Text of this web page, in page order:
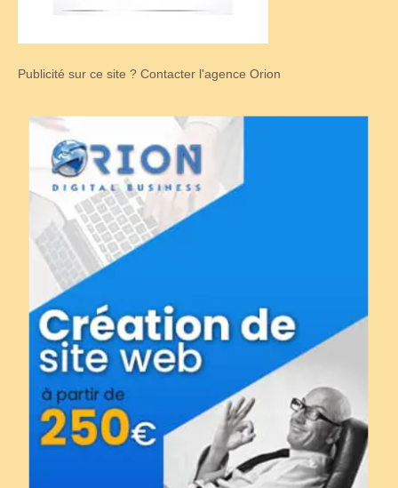
Publicité sur ce site ? Contacter l'agence Orion